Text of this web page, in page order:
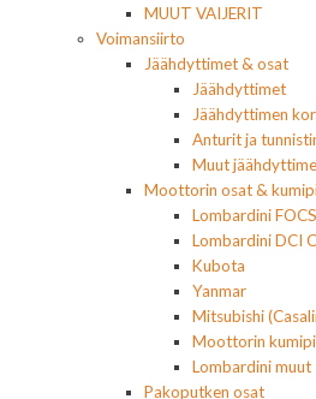
MUUT VAIJERIT
Voimansiirto
Jäähdyttimet & osat
Jäähdyttimet
Jäähdyttimen
Anturit ja
Muut
Moottorin osat &
Lombardini
Lombardini DCI
Kubota
Yanmar
Mitsubishi
Moottorin
Lombardini muut
Pakoputken osat